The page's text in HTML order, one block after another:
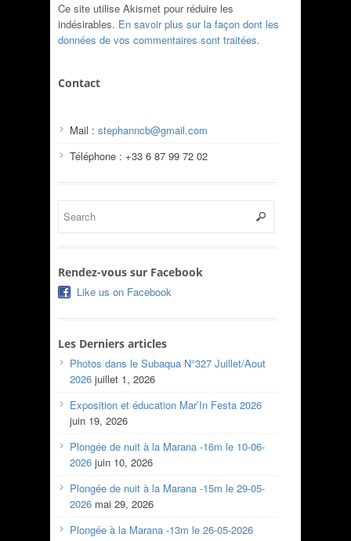
Ce site utilise Akismet pour réduire les
indésirables. En savoir plus sur la façon dont les
données de vos commentaires sont traitées.
Contact
Mail : stephanncb@gmail.com
Téléphone : +33 6 87 99 72 02
Rendez-vous sur Facebook
Like us on Facebook
Les Derniers articles
Photos dans le Subaqua N°327 Juillet/Aout
2026 juillet 1, 2026
Exposition et éducation Mar’In Festa 2026
juin 19, 2026
Plongée de nuit à la Marana -16m le 10-06-
2026 juin 10, 2026
Plongée de nuit à la Marana -15m le 29-05-
2026 mai 29, 2026
Plongée à la Marana -13m le 26-05-2026